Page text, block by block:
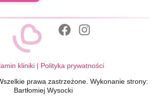
kliniki | Polityka prywatności
prawa zastrzeżone. Wykonanie strony:
Bartłomiej Wysocki